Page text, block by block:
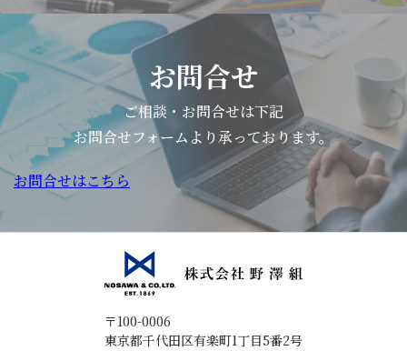
お問合せ
ご相談・お問合せは下記
お問合せフォームより承っております。
お問合せはこちら
〒100-0006
東京都千代田区有楽町1丁目5番2号